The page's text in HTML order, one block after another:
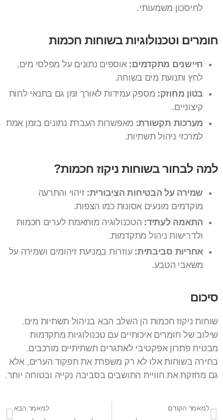
לחיסכון משמעותי.
חומרים וטכנולוגיות בשוחות חכמות
חיישנים מתקדמים: אוספים נתונים על מפלסי מים,
לחץ ותנועת מים בשוחה.
בטון מחוזק: מספק עמידות לאורך זמן גם בתנאי לחות
קיצוניים.
מערכות תקשורת: מאפשרות העברת נתונים בזמן אמת
למרכזי ניהול תשתיות.
למה לבחור בשוחות ניקוז חכמות?
שמירה על הבטיחות הציבורית: זיהוי והתרעה
מוקדמים מונעים אסונות כמו הצפות.
התאמה לעתיד: הטכנולוגיה מותאמת לערים חכמות
ולדרישות ניהול מתקדמות.
אחריות סביבתית: עוזרות במניעת זיהומים ושמירה על
משאבי הטבע.
סיכום
שוחות ניקוז חכמות הן השלב הבא בניהול תשתיות מים.
שילוב של חומרים איכותיים עם טכנולוגיות מתקדמות
מבטיח פתרון אפקטיבי לאתגרים תשתיתיים מורכבים.
בחירה בשוחות אלו לא רק משפרת את תפקוד הערים, אלא
גם מחזקת את חוויית התושבים בסביבה נקייה ובטוחה יותר.
למאמר הקודם למאמר הבא